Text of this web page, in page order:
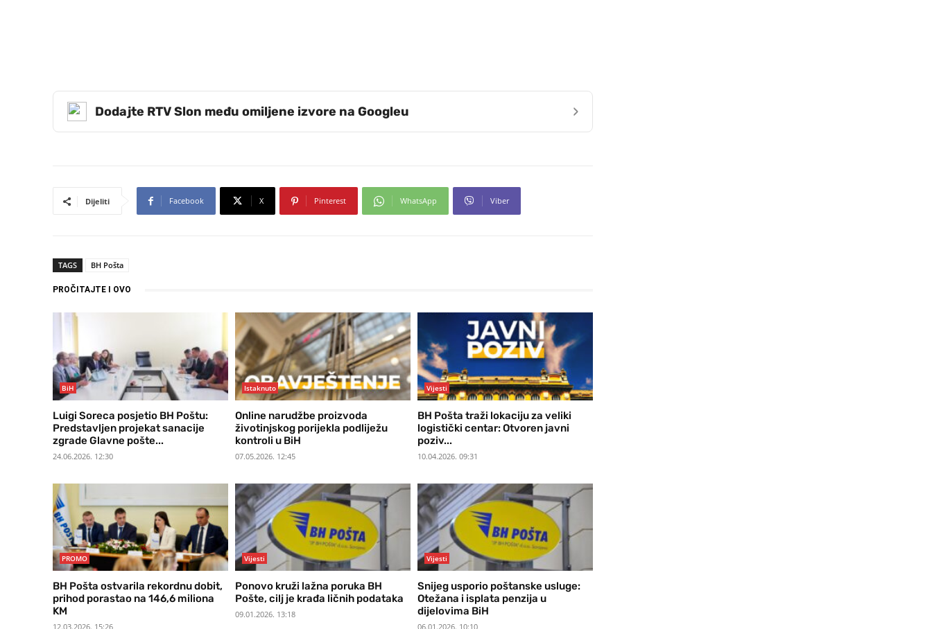
Dodajte RTV Slon među omiljene izvore na Googleu ›
Dijeliti Facebook X Pinterest WhatsApp Viber
TAGS BH Pošta
PROČITAJTE I OVO
BiH
Luigi Soreca posjetio BH Poštu:
Predstavljen projekat sanacije
zgrade Glavne pošte...
24.06.2026. 12:30
Istaknuto
Online narudžbe proizvoda
životinjskog porijekla podliježu
kontroli u BiH
07.05.2026. 12:45
Vijesti
BH Pošta traži lokaciju za veliki
logistički centar: Otvoren javni
poziv...
10.04.2026. 09:31
PROMO
BH Pošta ostvarila rekordnu dobit,
prihod porastao na 146,6 miliona
KM
12.03.2026. 15:26
Vijesti
Ponovo kruži lažna poruka BH
Pošte, cilj je krađa ličnih podataka
09.01.2026. 13:18
Vijesti
Snijeg usporio poštanske usluge:
Otežana i isplata penzija u
dijelovima BiH
06.01.2026. 10:10